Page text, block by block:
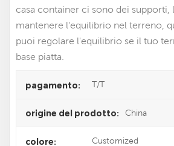
casa container ci sono dei supporti,
mantenere l'equilibrio nel terreno,
puoi regolare l'equilibrio se il tuo
base piatta.
pagamento: T/T
origine del prodotto: China
colore: Customized